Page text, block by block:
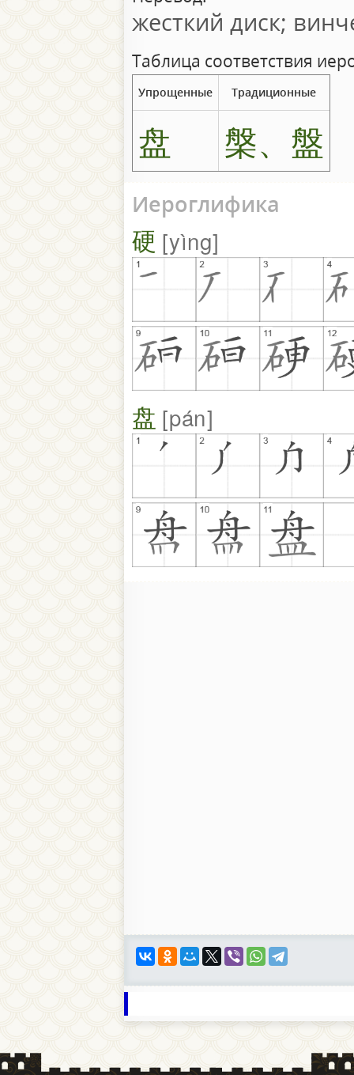
жесткий диск;
Таблица соответствия
Упрощенные Традиционные
盘 槃、盤
Иероглифика
硬 yìng
盘 pán